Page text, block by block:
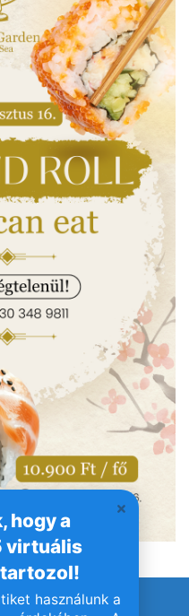
hogy a
virtuális
használunk a
jog fenntartva!